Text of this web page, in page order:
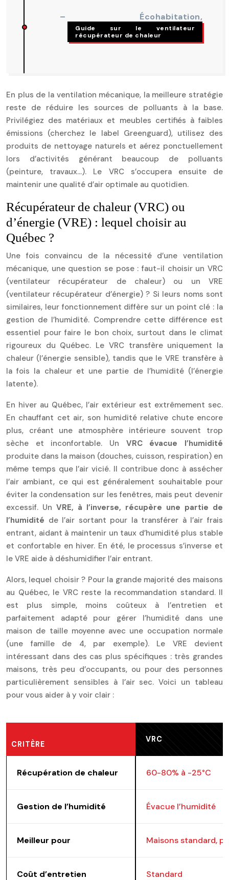
– Écohabitation,
Guide sur le ventilateur
récupérateur de chaleur
En plus de la ventilation mécanique, la meilleure stratégie
reste de réduire les sources de polluants à la base.
Privilégiez des matériaux et meubles certifiés à faibles
émissions (cherchez le label Greenguard), utilisez des
produits de nettoyage naturels et aérez ponctuellement
lors d’activités générant beaucoup de polluants
(peinture, travaux…). Le VRC s’occupera ensuite de
maintenir une qualité d’air optimale au quotidien.
Récupérateur de chaleur (VRC) ou
d’énergie (VRE) : lequel choisir au
Québec ?
Une fois convaincu de la nécessité d’une ventilation
mécanique, une question se pose : faut-il choisir un VRC
(ventilateur récupérateur de chaleur) ou un VRE
(ventilateur récupérateur d’énergie) ? Si leurs noms sont
similaires, leur fonctionnement diffère sur un point clé : la
gestion de l’humidité. Comprendre cette différence est
essentiel pour faire le bon choix, surtout dans le climat
rigoureux du Québec. Le VRC transfère uniquement la
chaleur (l’énergie sensible), tandis que le VRE transfère à
la fois la chaleur et une partie de l’humidité (l’énergie
latente).
En hiver au Québec, l’air extérieur est extrêmement sec.
En chauffant cet air, son humidité relative chute encore
plus, créant une atmosphère intérieure souvent trop
sèche et inconfortable. Un VRC évacue l’humidité
produite dans la maison (douches, cuisson, respiration) en
même temps que l’air vicié. Il contribue donc à assécher
l’air ambiant, ce qui est généralement souhaitable pour
éviter la condensation sur les fenêtres, mais peut devenir
excessif. Un VRE, à l’inverse, récupère une partie de
l’humidité de l’air sortant pour la transférer à l’air frais
entrant, aidant à maintenir un taux d’humidité plus stable
et confortable en hiver. En été, le processus s’inverse et
le VRE aide à déshumidifier l’air entrant.
Alors, lequel choisir ? Pour la grande majorité des maisons
au Québec, le VRC reste la recommandation standard. Il
est plus simple, moins coûteux à l’entretien et
parfaitement adapté pour gérer l’humidité dans une
maison de taille moyenne avec une occupation normale
(une famille de 4, par exemple). Le VRE devient
intéressant dans des cas plus spécifiques : très grandes
maisons, très peu d’occupants, ou pour des personnes
particulièrement sensibles à l’air sec. Voici un tableau
pour vous aider à y voir clair :
CRITÈRE
VRC
Récupération de chaleur 60-80% à -25°C
Gestion de l’humidité Évacue l’humidité
Meilleur pour Maisons standard,
Coût d’entretien Standard